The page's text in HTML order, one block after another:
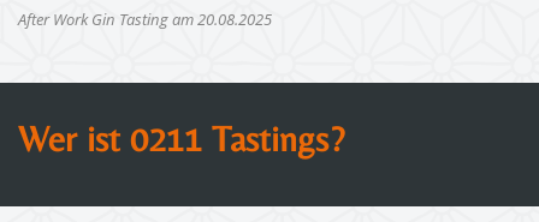
After Work Gin Tasting am 20.08.2025
Wer ist 0211 Tastings?